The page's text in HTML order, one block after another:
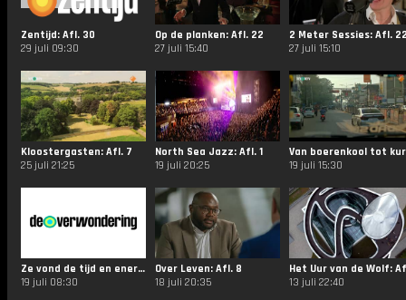
Zentijd: Afl. 30
29 juli 09:30
Op de planken: Afl. 22
27 juli 15:40
2 Meter Sessies: Afl.
27 juli 15:10
Kloostergasten: Afl. 7
25 juli 21:25
North Sea Jazz: Afl. 1
19 juli 20:25
19 juli 15:30
Ze vond de tijd en energie om een boek te schrijven over het oorlogsverleden van haar vader. Leoni J
19 juli 08:30
Over Leven: Afl. 8
18 juli 20:35
13 juli 22:40